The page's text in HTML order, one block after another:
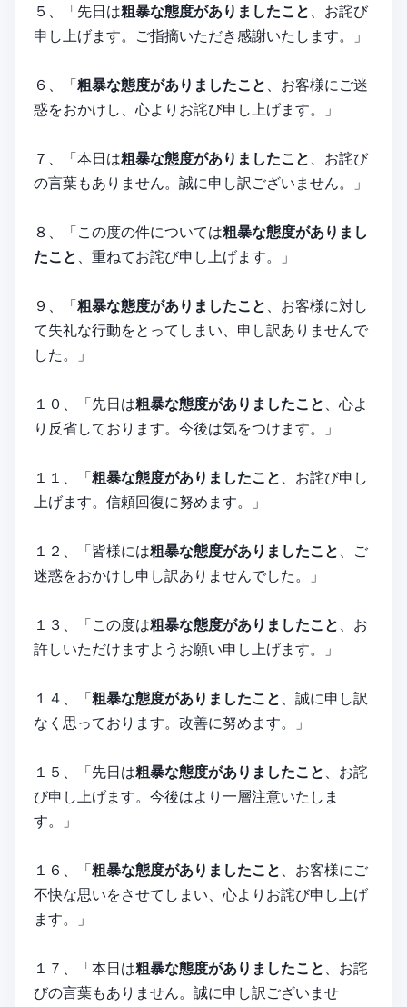
５、「先日は粗暴な態度がありましたこと 、お詫び
申し上げます。ご指摘いただき感謝いたします。」
６、「粗暴な態度がありましたこと 、お客様にご迷
惑をおかけし、心よりお詫び申し上げます。」
７、「本日は粗暴な態度がありましたこと 、お詫び
の言葉もありません。誠に申し訳ございません。」
８、「この度の件については粗暴な態度がありまし
たこと 、重ねてお詫び申し上げます。」
９、「粗暴な態度がありましたこと 、お客様に対し
て失礼な行動をとってしまい、申し訳ありませんで
した。」
１０、「先日は粗暴な態度がありましたこと 、心よ
り反省しております。今後は気をつけます。」
１１、「粗暴な態度がありましたこと 、お詫び申し
上げます。信頼回復に努めます。」
１２、「皆様には粗暴な態度がありましたこと 、ご
迷惑をおかけし申し訳ありませんでした。」
１３、「この度は粗暴な態度がありましたこと 、お
許しいただけますようお願い申し上げます。」
１４、「粗暴な態度がありましたこと 、誠に申し訳
なく思っております。改善に努めます。」
１５、「先日は粗暴な態度がありましたこと 、お詫
び申し上げます。今後はより一層注意いたしま
す。」
１６、「粗暴な態度がありましたこと 、お客様にご
不快な思いをさせてしまい、心よりお詫び申し上げ
ます。」
１７、「本日は粗暴な態度がありましたこと 、お詫
びの言葉もありません。誠に申し訳ございませ